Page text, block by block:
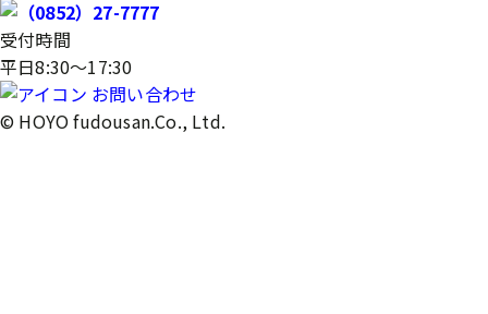
受付時間
平日8:30～17:30
お問い合わせ
© HOYO fudousan.Co., Ltd.